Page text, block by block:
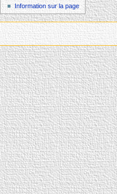
Information sur la page